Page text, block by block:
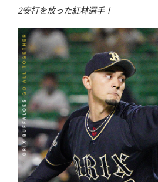
2安打を放った紅林選手！